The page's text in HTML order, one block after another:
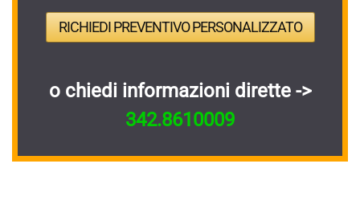
RICHIEDI PREVENTIVO PERSONALIZZATO
o chiedi informazioni dirette ->
342.8610009